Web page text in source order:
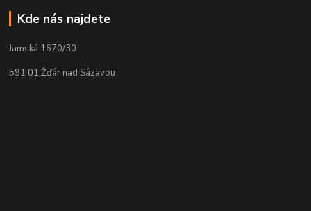
Kde nás najdete
Jamská 1670/30
591 01 Žďár nad Sázavou